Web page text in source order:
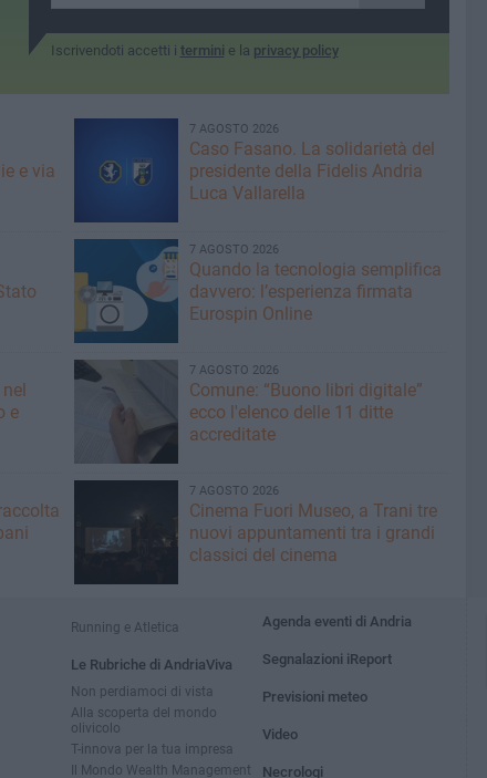
Iscrivendoti accetti i termini e la privacy policy
e via
7 AGOSTO 2026
Caso Fasano. La solidarietà del
presidente della Fidelis Andria
Luca Vallarella
7 AGOSTO 2026
Quando la tecnologia semplifica
davvero: l’esperienza firmata
Eurospin Online
e
7 AGOSTO 2026
Comune: “Buono libri digitale”
ecco l'elenco delle 11 ditte
accreditate
7 AGOSTO 2026
Cinema Fuori Museo, a Trani tre
nuovi appuntamenti tra i grandi
classici del cinema
Running e Atletica
Le Rubriche di AndriaViva
Non perdiamoci di vista
Alla scoperta del mondo
olivicolo
T-innova per la tua impresa
Il Mondo Wealth Management
Agenda eventi di Andria
Segnalazioni iReport
Previsioni meteo
Video
Necrologi